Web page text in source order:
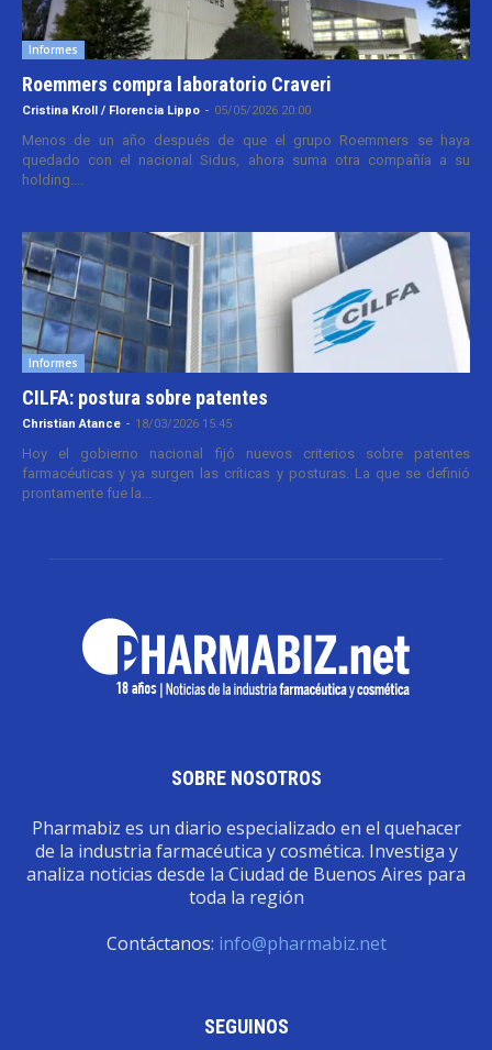
Informes
Roemmers compra laboratorio Craveri
Cristina Kroll / Florencia Lippo - 05/05/2026 20:00
Menos de un año después de que el grupo Roemmers se haya
quedado con el nacional Sidus, ahora suma otra compañía a su
holding....
Informes
CILFA: postura sobre patentes
Christian Atance - 18/03/2026 15:45
Hoy el gobierno nacional fijó nuevos criterios sobre patentes
farmacéuticas y ya surgen las críticas y posturas. La que se definió
prontamente fue la...
SOBRE NOSOTROS
Pharmabiz es un diario especializado en el quehacer
de la industria farmacéutica y cosmética. Investiga y
analiza noticias desde la Ciudad de Buenos Aires para
toda la región
Contáctanos: info@pharmabiz.net
SEGUINOS